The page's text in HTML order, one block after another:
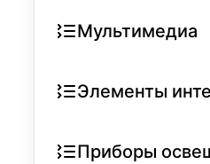
Мультимедиа
Элементы
Приборы